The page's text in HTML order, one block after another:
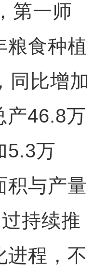
一师
粮食种植
同比增加
产46.8万
5.3万
积与产量
持续推
进程，不